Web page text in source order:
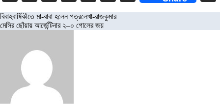
Link
Post
navigation
বিবাহবার্ষিকীতে মা-বাবা হলেন পত্রলেখা-রাজকুমার
মেসির ছোঁয়ায় আর্জেন্টিনার ২–০ গোলের জয়